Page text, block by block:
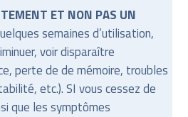
ET NON PAS UN
semaines d’utilisation,
voir disparaître
perte de de mémoire, troubles
etc.). SI vous cessez de
que les symptômes